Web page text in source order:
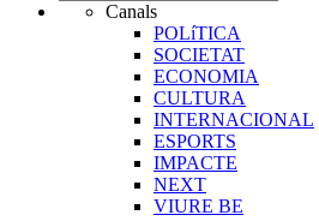
Canals
POLíTICA
SOCIETAT
ECONOMIA
CULTURA
INTERNACIONAL
ESPORTS
IMPACTE
NEXT
VIURE BE